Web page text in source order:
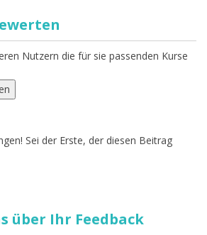
Nutzern die für sie passenden Kurse
Sei der Erste, der diesen Beitrag
über Ihr Feedback